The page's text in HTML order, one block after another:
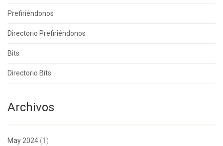
Prefiriéndonos
Directorio Prefiriéndonos
Bits
Directorio Bits
Archivos
May 2024 (1)